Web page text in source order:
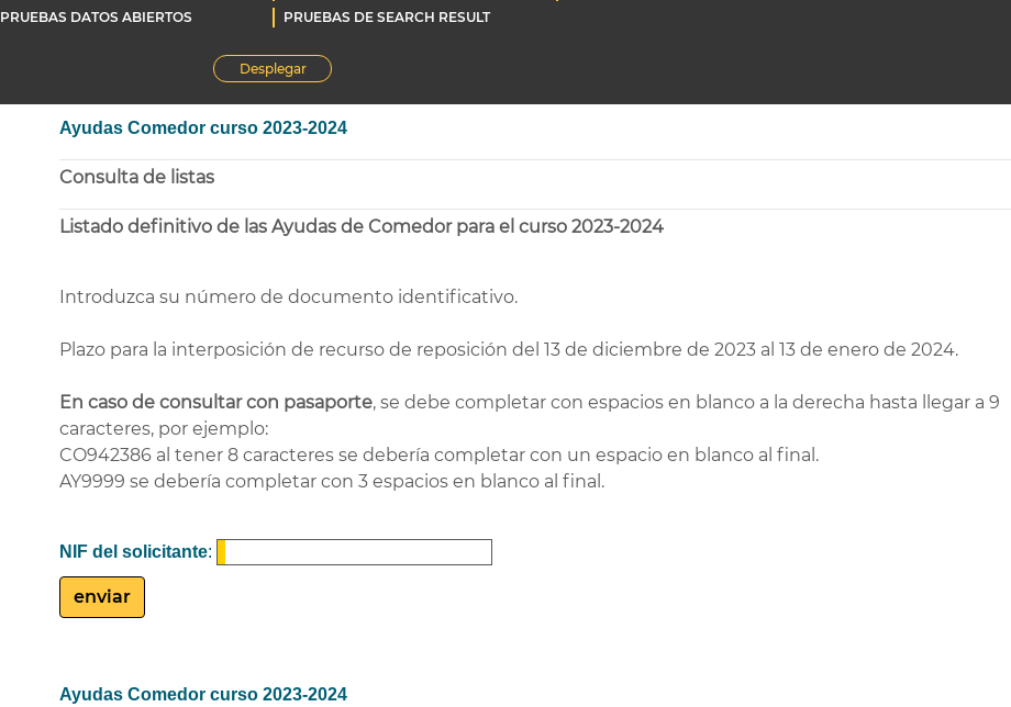
PRUEBAS DATOS ABIERTOS PRUEBAS DE SEARCH RESULT
Desplegar
Ayudas Comedor curso 2023-2024
Consulta de listas
Listado definitivo de las Ayudas de Comedor para el curso 2023-2024
Introduzca su número de documento identificativo.
Plazo para la interposición de recurso de reposición del 13 de diciembre de 2023 al 13 de enero de 2024.
En caso de consultar con pasaporte, se debe completar con espacios en blanco a la derecha hasta llegar a 9
caracteres, por ejemplo:
CO942386 al tener 8 caracteres se debería completar con un espacio en blanco al final.
AY9999 se debería completar con 3 espacios en blanco al final.
NIF del solicitante:
Ayudas Comedor curso 2023-2024